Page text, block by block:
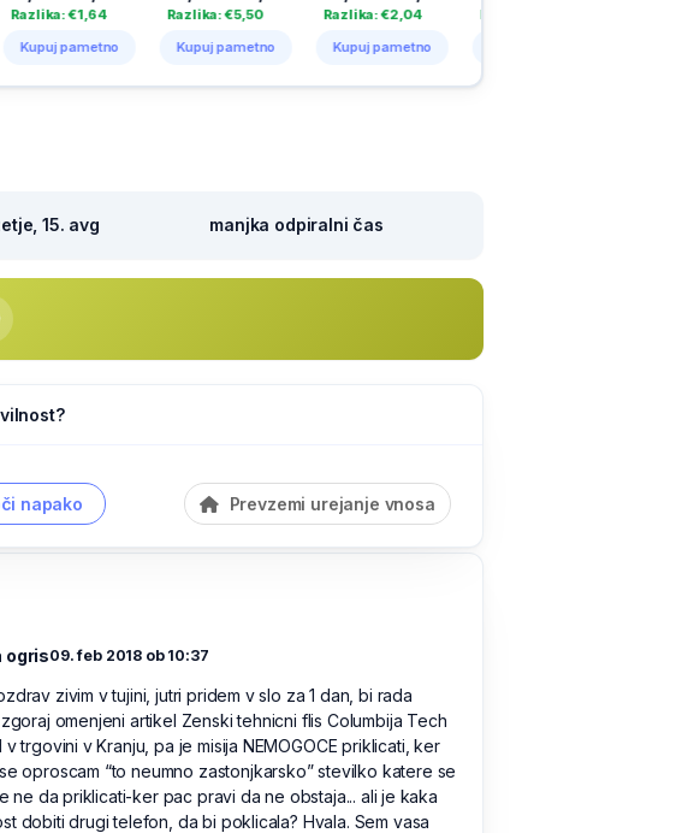
Razlika: €5,50
Kupuj pametno
Razlika: €2,04
Kupuj pametno
Razlika: €1,50
Kupuj pametno
15. avg manjka odpiralni čas
napako Prevzemi urejanje vnosa
ogris09. feb 2018 ob 10:37
zivim v tujini, jutri pridem v slo za 1 dan, bi rada
omenjeni artikel Zenski tehnicni flis Columbija Tech
v trgovini v Kranju, pa je misija NEMOGOCE priklicati, ker
oproscam “to neumno zastonjkarsko” stevilko katere se
ne da priklicati-ker pac pravi da ne obstaja... ali je kaka
dobiti drugi telefon, da bi poklicala? Hvala. Sem vasa